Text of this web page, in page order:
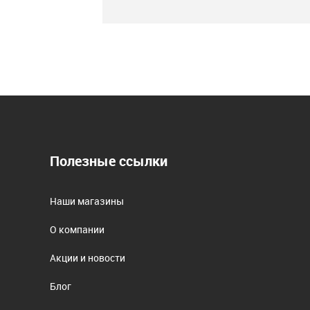
Полезные ссылки
Наши магазины
О компании
Акции и новости
Блог